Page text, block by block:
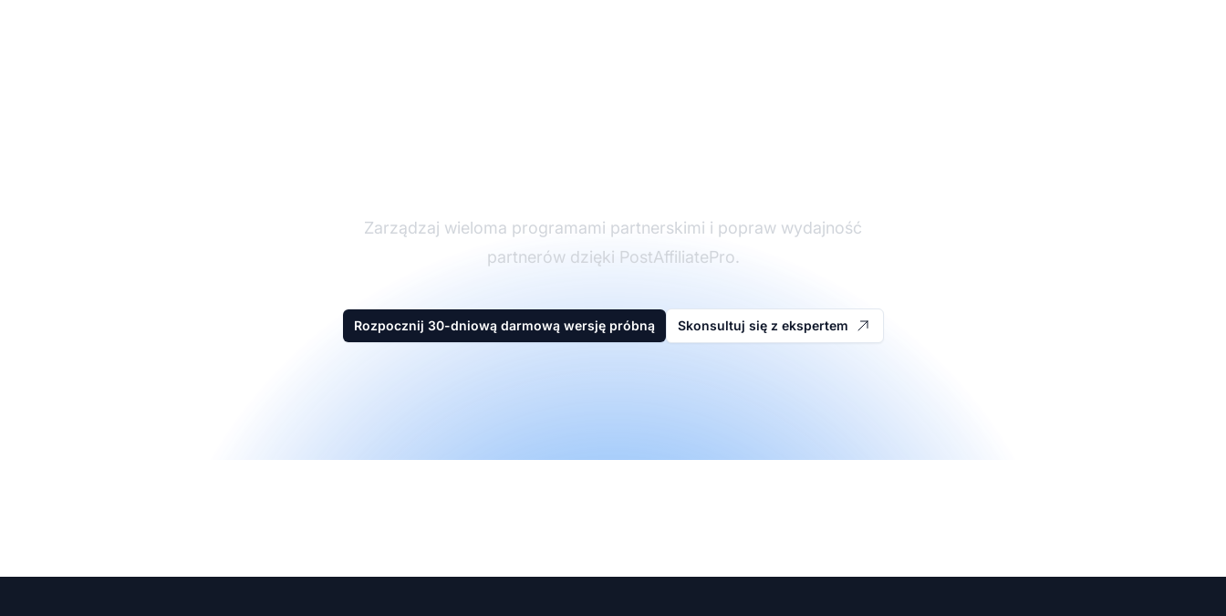
Zarządzaj wieloma programami partnerskimi i popraw wydajność
partnerów dzięki PostAffiliatePro.
Rozpocznij 30-dniową darmową wersję próbną Skonsultuj się z ekspertem